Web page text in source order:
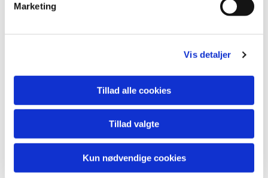
Marketing
Vis detaljer
Tillad alle cookies
Tillad valgte
Kun nødvendige cookies